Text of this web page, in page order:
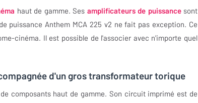
haut de gamme. Ses amplificateurs de puissancesont
puissance Anthem MCA 225 v2 ne fait pas exception. Ce
cinéma. Il est possible de l'associer avec n'importe quel
d'un gros transformateur torique
composants haut de gamme. Son circuit imprimé est de